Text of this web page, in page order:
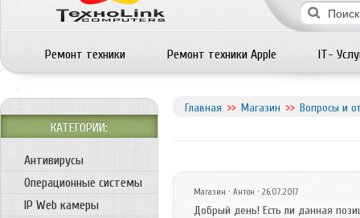
Ремонт техники Ремонт техники Apple IT-
Главная Магазин Вопросы и
Магазин · Антон · 26.07.2017
Добрый день! Есть ли данная
КАТЕГОРИИ:
Антивирусы
Операционные системы
IP Web камеры